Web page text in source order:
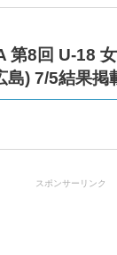
第8回 U-18
島) 7/5結果掲
スポンサーリンク